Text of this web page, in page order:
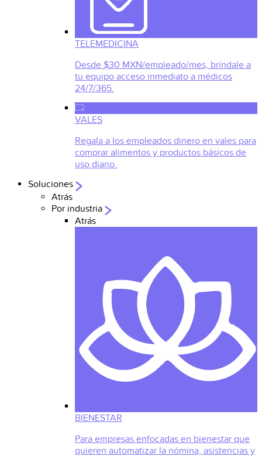
TELEMEDICINA
Desde $30 MXN/empleado/mes, bríndale a
tu equipo acceso inmediato a médicos
24/7/365.
VALES
Regala a los empleados dinero en vales para
comprar alimentos y productos básicos de
uso diario.
Soluciones
Atrás
Por industria
Atrás
BIENESTAR
Para empresas enfocadas en bienestar que
quieren automatizar la nómina, asistencias y